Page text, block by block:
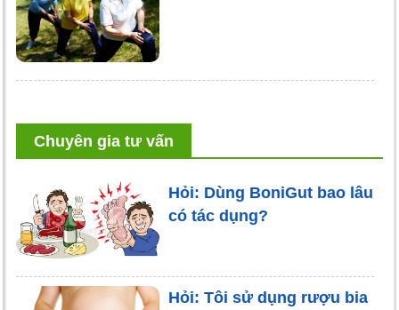
Chuyên gia tư vấn
Hỏi: Dùng BoniGut bao lâu
có tác dụng?
Hỏi: Tôi sử dụng rượu bia